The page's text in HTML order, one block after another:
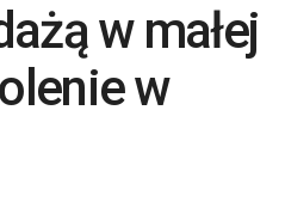
w małej
w